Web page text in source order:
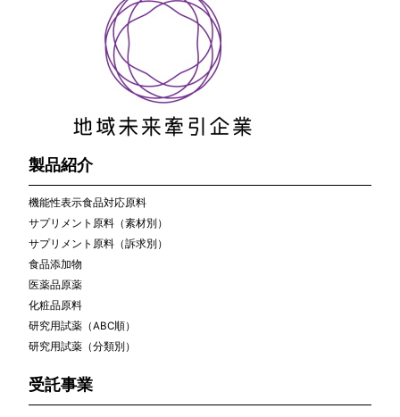
製品紹介
機能性表示食品対応原料
サプリメント原料（素材別）
サプリメント原料（訴求別）
食品添加物
医薬品原薬
化粧品原料
研究用試薬（ABC順）
研究用試薬（分類別）
受託事業